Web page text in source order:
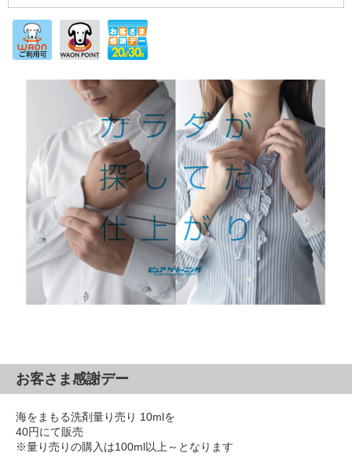
お客さま感謝デー
海をまもる洗剤量り売り 10mlを
40円にて販売
※量り売りの購入は100ml以上～となります